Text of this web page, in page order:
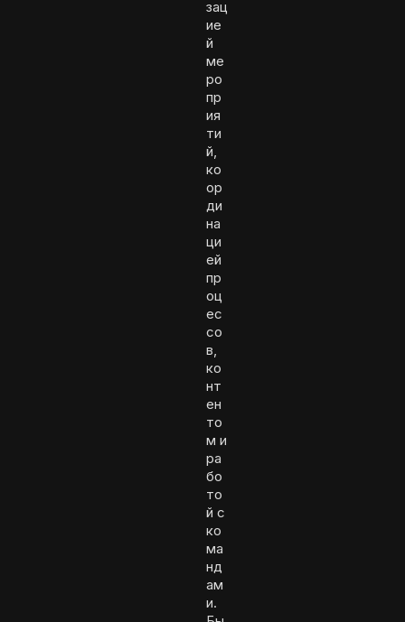
зац
ие
й
ме
ро
пр
ия
ти
й,
ко
ор
ди
на
ци
ей
пр
оц
ес
со
в,
ко
нт
ен
то
м и
ра
бо
то
й с
ко
ма
нд
ам
и.